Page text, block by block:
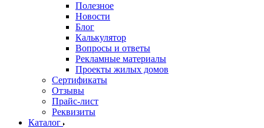
Полезное
Новости
Блог
Калькулятор
Вопросы и ответы
Рекламные материалы
Проекты жилых домов
Сертификаты
Отзывы
Прайс-лист
Реквизиты
Каталог